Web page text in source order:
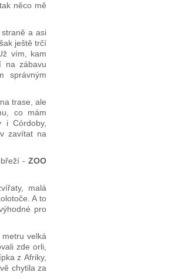
něco mě
a asi
ještě trčí
vím, kam
na zábavu
správným
trase, ale
co mám
i Córdoby,
zavítat na
- ZOO
malá
A to
pro
velká
zde orli,
z Afriky,
chytila za